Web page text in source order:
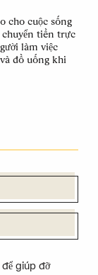
cho cuộc sống
chuyển tiền trực
làm việc
đồ uống khi
giúp đỡ